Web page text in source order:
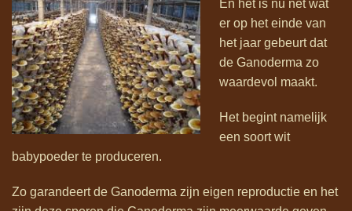
En het is nu net wat
er op het einde van
het jaar gebeurt dat
de Ganoderma zo
waardevol maakt.
Het begint namelijk
een soort wit
babypoeder te produceren.
Zo garandeert de Ganoderma zijn eigen reproductie en het